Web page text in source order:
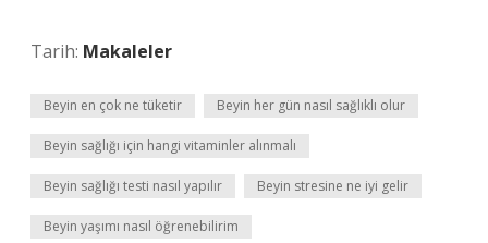
Tarih: Makaleler
Beyin en çok ne tüketir Beyin her gün nasıl sağlıklı olur
Beyin sağlığı için hangi vitaminler alınmalı
Beyin sağlığı testi nasıl yapılır Beyin stresine ne iyi gelir
Beyin yaşımı nasıl öğrenebilirim